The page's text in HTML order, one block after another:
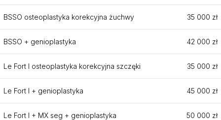
BSSO osteoplastyka korekcyjna żuchwy 35 000 zł
BSSO + genioplastyka 42 000 zł
Le Fort I osteoplastyka korekcyjna szczęki 35 000 zł
Le Fort I + genioplastyka 45 000 zł
Le Fort I + MX seg + genioplastyka 50 000 zł